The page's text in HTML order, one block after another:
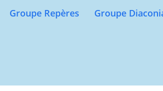
Groupe Repères
Groupe